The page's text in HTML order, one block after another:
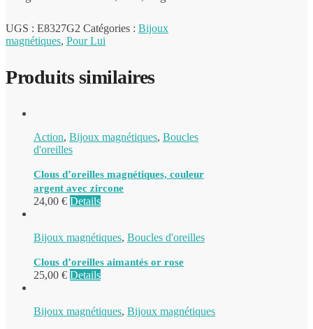
UGS : E8327G2 Catégories : Bijoux
magnétiques, Pour Lui
Produits similaires
Action, Bijoux magnétiques, Boucles
d'oreilles
Clous d’oreilles magnétiques, couleur
argent avec zircone
24,00 € Details
Bijoux magnétiques, Boucles d'oreilles
Clous d’oreilles aimantés or rose
25,00 € Details
Bijoux magnétiques, Bijoux magnétiques